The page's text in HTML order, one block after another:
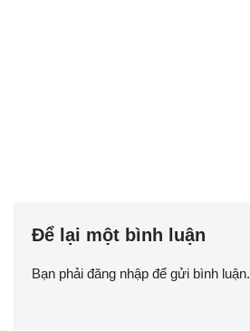
Để lại một bình luận
Bạn phải đăng nhập để gửi bình luận.